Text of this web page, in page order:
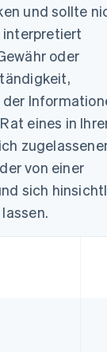
und sollte
interpretiert
oder
eines in
von einer
sich